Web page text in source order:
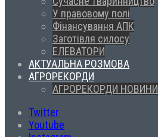
У правовому полі
Фінансування АПК
Заготівля силосу
ЕЛЕВАТОРИ
АКТУАЛЬНА РОЗМОВА
АГРОРЕКОРДИ
АГРОРЕКОРДИ НОВИНИ
Twitter
Youtube